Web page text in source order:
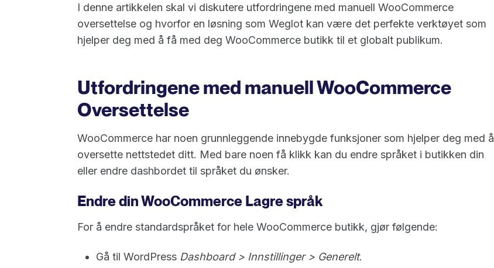
I denne artikkelen skal vi diskutere utfordringene med manuell WooCommerce
oversettelse og hvorfor en løsning som Weglot kan være det perfekte verktøyet som
hjelper deg med å få med deg WooCommerce butikk til et globalt publikum.
Utfordringene med manuell WooCommerce
Oversettelse
WooCommerce har noen grunnleggende innebygde funksjoner som hjelper deg med å
oversette nettstedet ditt. Med bare noen få klikk kan du endre språket i butikken din
eller endre dashbordet til språket du ønsker.
Endre din WooCommerce Lagre språk
For å endre standardspråket for hele WooCommerce butikk, gjør følgende:
Gå til WordPress Dashboard > Innstillinger > Generelt.